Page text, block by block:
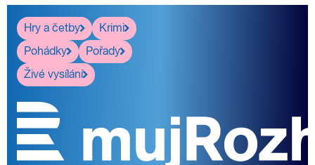
Hry a četby
Krimi
Pohádky
Pořady
Živé vysílání